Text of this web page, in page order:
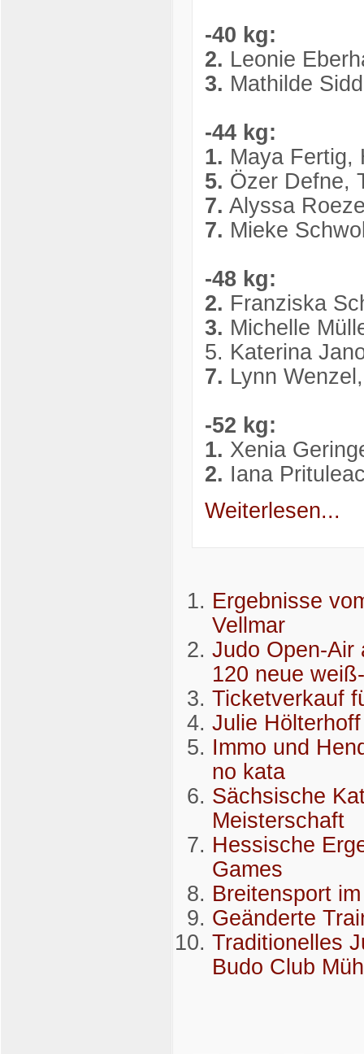
-40 kg:
2. Leonie
3. Mathilde
-44 kg:
1. Maya Fertig,
5. Özer Defne,
7. Alyssa
7. Mieke
-48 kg:
2. Franziska
3. Michelle
5. Katerina
7. Lynn
-52 kg:
1. Xenia
2. Iana
Weiterlesen...
Ergebnisse
Vellmar
Judo Open-Air
120 neue
Ticketverkauf
Julie
Immo und
no kata
Sächsische
Meisterschaft
Hessische
Games
Breitensport
Geänderte
Traditionelles
Budo Club